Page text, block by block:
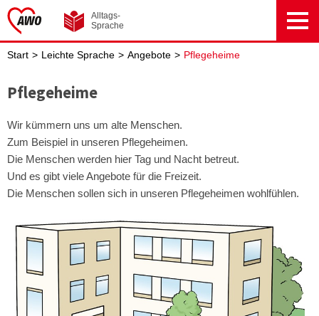
zum Inhalt springen
zur Fusszeile springen
Alltags-
Sprache
Hauptnavigation überspringen
Brotkrumen-Navigation überspringen
Start Leichte Sprache Angebote Pflegeheime
Pflegeheime
Wir kümmern uns um alte Menschen.
Zum Beispiel in unseren Pflegeheimen.
Die Menschen werden hier Tag und Nacht betreut.
Und es gibt viele Angebote für die Freizeit.
Die Menschen sollen sich in unseren Pflegeheimen wohlfühlen.